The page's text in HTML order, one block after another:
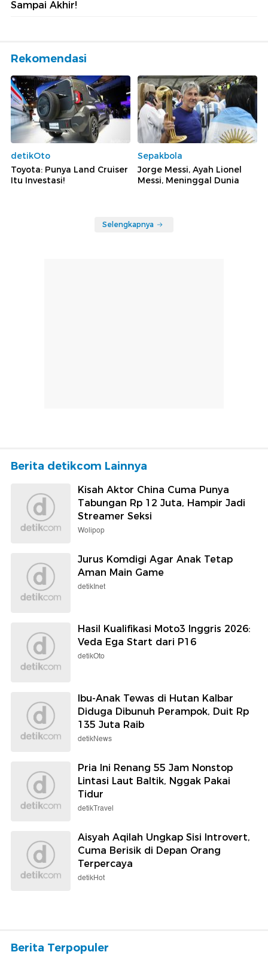
Sampai Akhir!
Rekomendasi
detikOto
Toyota: Punya Land Cruiser
Itu Investasi!
Sepakbola
Jorge Messi, Ayah Lionel
Messi, Meninggal Dunia
Selengkapnya
Berita detikcom Lainnya
Kisah Aktor China Cuma Punya
Tabungan Rp 12 Juta, Hampir Jadi
Streamer Seksi
Wolipop
Jurus Komdigi Agar Anak Tetap
Aman Main Game
detikInet
Hasil Kualifikasi Moto3 Inggris 2026:
Veda Ega Start dari P16
detikOto
Ibu-Anak Tewas di Hutan Kalbar
Diduga Dibunuh Perampok, Duit Rp
135 Juta Raib
detikNews
Pria Ini Renang 55 Jam Nonstop
Lintasi Laut Baltik, Nggak Pakai
Tidur
detikTravel
Aisyah Aqilah Ungkap Sisi Introvert,
Cuma Berisik di Depan Orang
Terpercaya
detikHot
Berita Terpopuler